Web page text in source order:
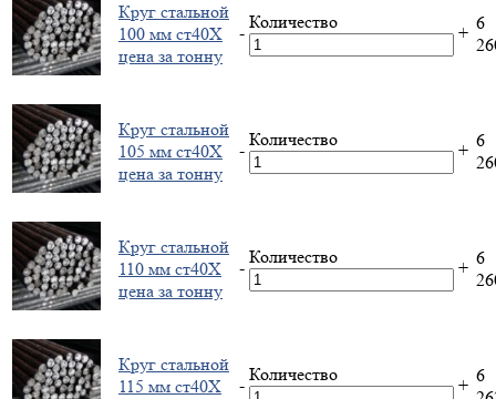
Круг стальной
100 мм ст40Х
цена за тонну
-
Количество
+ 6
Круг стальной
105 мм ст40Х
цена за тонну
-
Количество
+ 6
Круг стальной
110 мм ст40Х
цена за тонну
-
Количество
+ 6
Круг стальной
115 мм ст40Х
-
Количество
+ 6